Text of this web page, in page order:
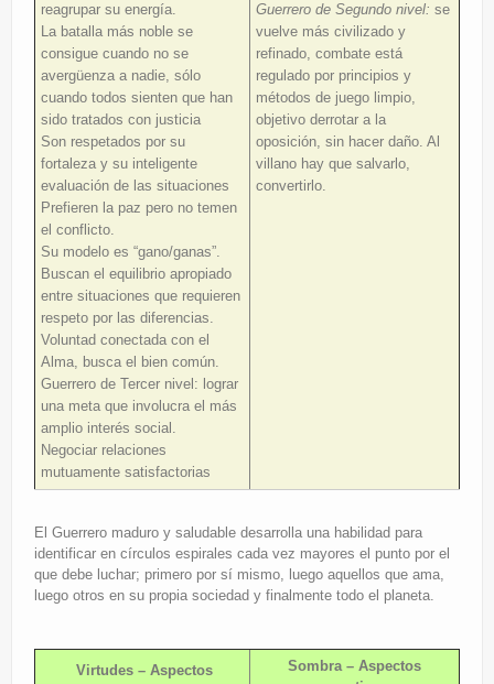
reagrupar su energía.
La batalla más noble se
consigue cuando no se
avergüenza a nadie, sólo
cuando todos sienten que han
sido tratados con justicia
Son respetados por su
fortaleza y su inteligente
evaluación de las situaciones
Prefieren la paz pero no temen
el conflicto.
Su modelo es “gano/ganas”.
Buscan el equilibrio apropiado
entre situaciones que requieren
respeto por las diferencias.
Voluntad conectada con el
Alma, busca el bien común.
Guerrero de Tercer nivel: lograr
una meta que involucra el más
amplio interés social.
Negociar relaciones
mutuamente satisfactorias
Guerrero de Segundo nivel: se
vuelve más civilizado y
refinado, combate está
regulado por principios y
métodos de juego limpio,
objetivo derrotar a la
oposición, sin hacer daño. Al
villano hay que salvarlo,
convertirlo.
El Guerrero maduro y saludable desarrolla una habilidad para
identificar en círculos espirales cada vez mayores el punto por el
que debe luchar; primero por sí mismo, luego aquellos que ama,
luego otros en su propia sociedad y finalmente todo el planeta.
Virtudes – Aspectos
Sombra – Aspectos